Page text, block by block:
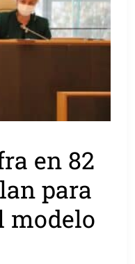
en 82
para
modelo